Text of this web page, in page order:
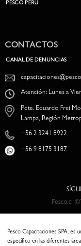
PESCO PERÚ
CONTACTOS
CANAL DE DENUNCIAS
Atención: Lunes a
Pdte. Eduardo Frei
Lampa, Región
+56 2 3241 8922
+56 9 8175 3187
Pesco.cl
Pesco Capacitaciones SPA, es
específico en las diferentes